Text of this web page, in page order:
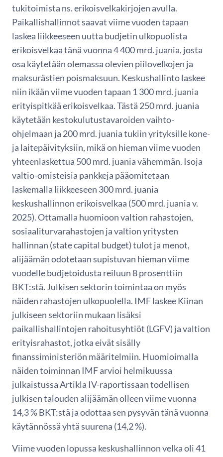
tukitoimista ns. erikoisvelkakirjojen avulla.
Paikallishallinnot saavat viime vuoden tapaan
laskea liikkeeseen uutta budjetin ulkopuolista
erikoisvelkaa tänä vuonna 4 400 mrd. juania, josta
osa käytetään olemassa olevien piilovelkojen ja
maksurästien poismaksuun. Keskushallinto laskee
niin ikään viime vuoden tapaan 1 300 mrd. juania
erityispitkää erikoisvelkaa. Tästä 250 mrd. juania
käytetään kestokulutustavaroiden vaihto-
ohjelmaan ja 200 mrd. juania tukiin yrityksille kone-
ja laitepäivityksiin, mikä on hieman viime vuoden
yhteenlaskettua 500 mrd. juania vähemmän. Isoja
valtio-omisteisia pankkeja pääomitetaan
laskemalla liikkeeseen 300 mrd. juania
keskushallinnon erikoisvelkaa (500 mrd. juania v.
2025). Ottamalla huomioon valtion rahastojen,
sosiaaliturvarahastojen ja valtion yritysten
hallinnan (state capital budget) tulot ja menot,
alijäämän odotetaan supistuvan hieman viime
vuodelle budjetoidusta reiluun 8 prosenttiin
BKT:stä. Julkisen sektorin toimintaa on myös
näiden rahastojen ulkopuolella. IMF laskee Kiinan
julkiseen sektoriin mukaan lisäksi
paikallishallintojen rahoitusyhtiöt (LGFV) ja valtion
erityisrahastot, jotka eivät sisälly
finanssiministeriön määritelmiin. Huomioimalla
näiden toiminnan IMF arvioi helmikuussa
julkaistussa Artikla IV-raportissaan todellisen
julkisen talouden alijäämän olleen viime vuonna
14,3 % BKT:stä ja odottaa sen pysyvän tänä vuonna
käytännössä yhtä suurena (14,2 %).
Viime vuoden lopussa keskushallinnon velka oli 41